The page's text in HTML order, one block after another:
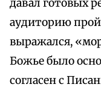
давал готовых
аудиторию
выражался,
Божье было
согласен с